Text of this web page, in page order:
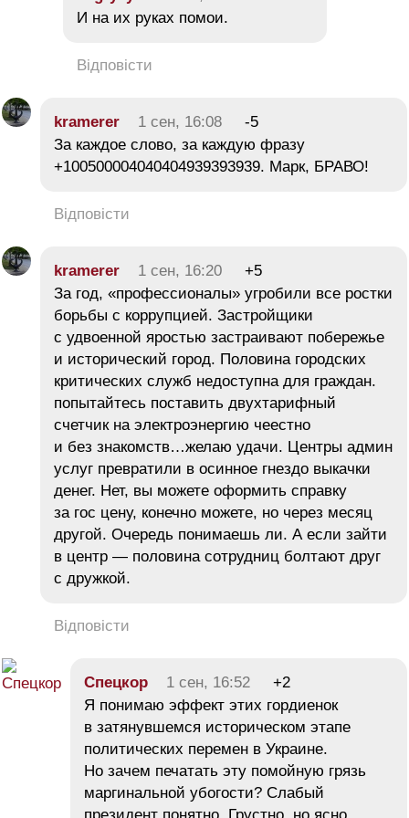
И на их руках помои.
Відповісти
kramerer 1 сен, 16:08
-5
За каждое слово, за каждую фразу
+100500004040404939393939. Марк, БРАВО!
Відповісти
kramerer 1 сен, 16:20
+5
За год, «профессионалы» угробили все ростки
борьбы с коррупцией. Застройщики
с удвоенной яростью застраивают побережье
и исторический город. Половина городских
критических служб недоступна для граждан.
попытайтесь поставить двухтарифный
счетчик на электроэнергию чеестно
и без знакомств…желаю удачи. Центры админ
услуг превратили в осинное гнездо выкачки
денег. Нет, вы можете оформить справку
за гос цену, конечно можете, но через месяц
другой. Очередь понимаешь ли. А если зайти
в центр — половина сотрудниц болтают друг
с дружкой.
Відповісти
Спецкор 1 сен, 16:52
+2
Я понимаю эффект этих гордиенок
в затянувшемся историческом этапе
политических перемен в Украине.
Но зачем печатать эту помойную грязь
маргинальной убогости? Слабый
президент понятно. Грустно, но ясно,